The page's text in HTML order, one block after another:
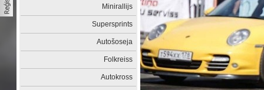
Minirallijs
Supersprints
Autošoseja
Folkreiss
Autokross